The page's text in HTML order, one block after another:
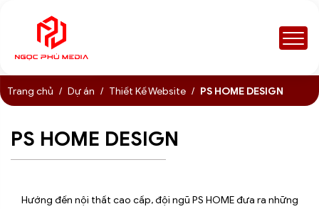
Trang chủ Dự án Thiết Kế Website PS HOME DESIGN
PS HOME DESIGN
Hướng đến nội thất cao cấp, đội ngũ PS HOME đưa ra những